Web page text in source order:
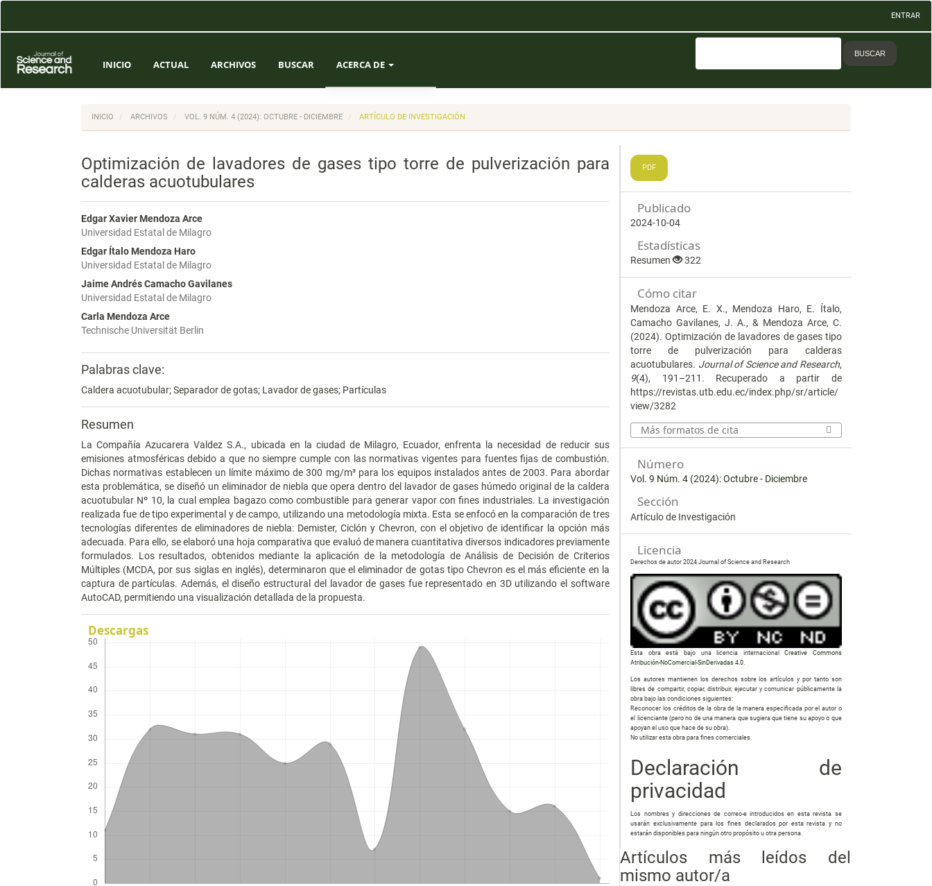
Contenido
Barra
lateral
ENTRAR
INICIO ACTUAL ARCHIVOS BUSCAR ACERCA DE
EQUIPO EDITORIAL
BUSCAR
INICIO ARCHIVOS VOL. 9 NÚM. 4 (2024): OCTUBRE - DICIEMBRE ARTÍCULO DE INVESTIGACIÓN
Optimización de lavadores de gases tipo torre de pulverización para
calderas acuotubulares
Edgar Xavier Mendoza Arce
Universidad Estatal de Milagro
Edgar Ítalo Mendoza Haro
Universidad Estatal de Milagro
Jaime Andrés Camacho Gavilanes
Universidad Estatal de Milagro
Carla Mendoza Arce
Technische Universität Berlin
Palabras clave:
Caldera acuotubular; Separador de gotas; Lavador de gases; Partículas
Resumen
La Compañía Azucarera Valdez S.A., ubicada en la ciudad de Milagro, Ecuador, enfrenta la necesidad de reducir sus
emisiones atmosféricas debido a que no siempre cumple con las normativas vigentes para fuentes fijas de combustión.
Dichas normativas establecen un límite máximo de 300 mg/m³ para los equipos instalados antes de 2003. Para abordar
esta problemática, se diseñó un eliminador de niebla que opera dentro del lavador de gases húmedo original de la caldera
acuotubular Nº 10, la cual emplea bagazo como combustible para generar vapor con fines industriales. La investigación
realizada fue de tipo experimental y de campo, utilizando una metodología mixta. Esta se enfocó en la comparación de tres
tecnologías diferentes de eliminadores de niebla: Demister, Ciclón y Chevron, con el objetivo de identificar la opción más
adecuada. Para ello, se elaboró una hoja comparativa que evaluó de manera cuantitativa diversos indicadores previamente
formulados. Los resultados, obtenidos mediante la aplicación de la metodología de Análisis de Decisión de Criterios
Múltiples (MCDA, por sus siglas en inglés), determinaron que el eliminador de gotas tipo Chevron es el más eficiente en la
captura de partículas. Además, el diseño estructural del lavador de gases fue representado en 3D utilizando el software
AutoCAD, permitiendo una visualización detallada de la propuesta.
Descargas
PDF
Publicado
2024-10-04
Estadísticas
Resumen 322
Cómo citar
Mendoza Arce, E. X., Mendoza Haro, E. Ítalo,
Camacho Gavilanes, J. A., & Mendoza Arce, C.
(2024). Optimización de lavadores de gases tipo
torre de pulverización para calderas
acuotubulares. Journal of Science and Research,
9(4), 191–211. Recuperado a partir de
https://revistas.utb.edu.ec/index.php/sr/article/
view/3282
Más formatos de cita
Número
Vol. 9 Núm. 4 (2024): Octubre - Diciembre
Sección
Artículo de Investigación
Licencia
Derechos de autor 2024 Journal of Science and Research
Esta obra está bajo una licencia internacionalCreative Commons
Atribución-NoComercial-SinDerivadas 4.0.
Los autores mantienen los derechos sobre los artículos y por tanto son
libres de compartir, copiar, distribuir, ejecutar y comunicar públicamente la
obra bajo las condiciones siguientes:
Reconocer los créditos de la obra de la manera especificada por el autor o
el licenciante (pero no de una manera que sugiera que tiene su apoyo o que
apoyan el uso que hace de su obra).
No utilizar esta obra para fines comerciales.
Declaración de
privacidad
Los nombres y direcciones de correo-e introducidos en esta revista se
usarán exclusivamente para los fines declarados por esta revista y no
estarán disponibles para ningún otro propósito u otra persona.
Artículos más leídos del
mismo autor/a